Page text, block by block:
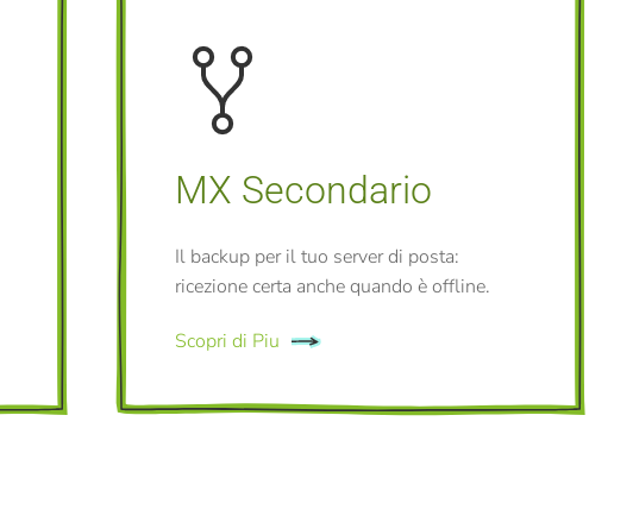
MX Secondario
Il backup per il tuo server di posta:
ricezione certa anche quando è offline.
Scopri di Piu